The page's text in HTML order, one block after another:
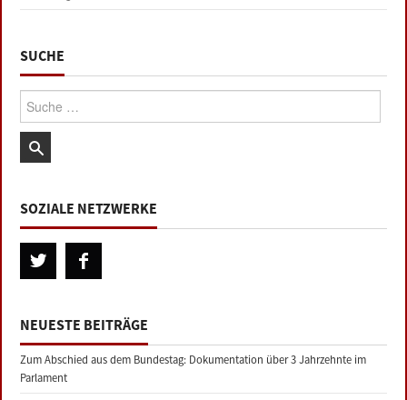
SUCHE
Suche:
SOZIALE NETZWERKE
NEUESTE BEITRÄGE
Zum Abschied aus dem Bundestag: Dokumentation über 3 Jahrzehnte im
Parlament